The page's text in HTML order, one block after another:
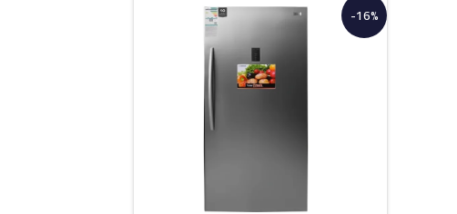
-16%